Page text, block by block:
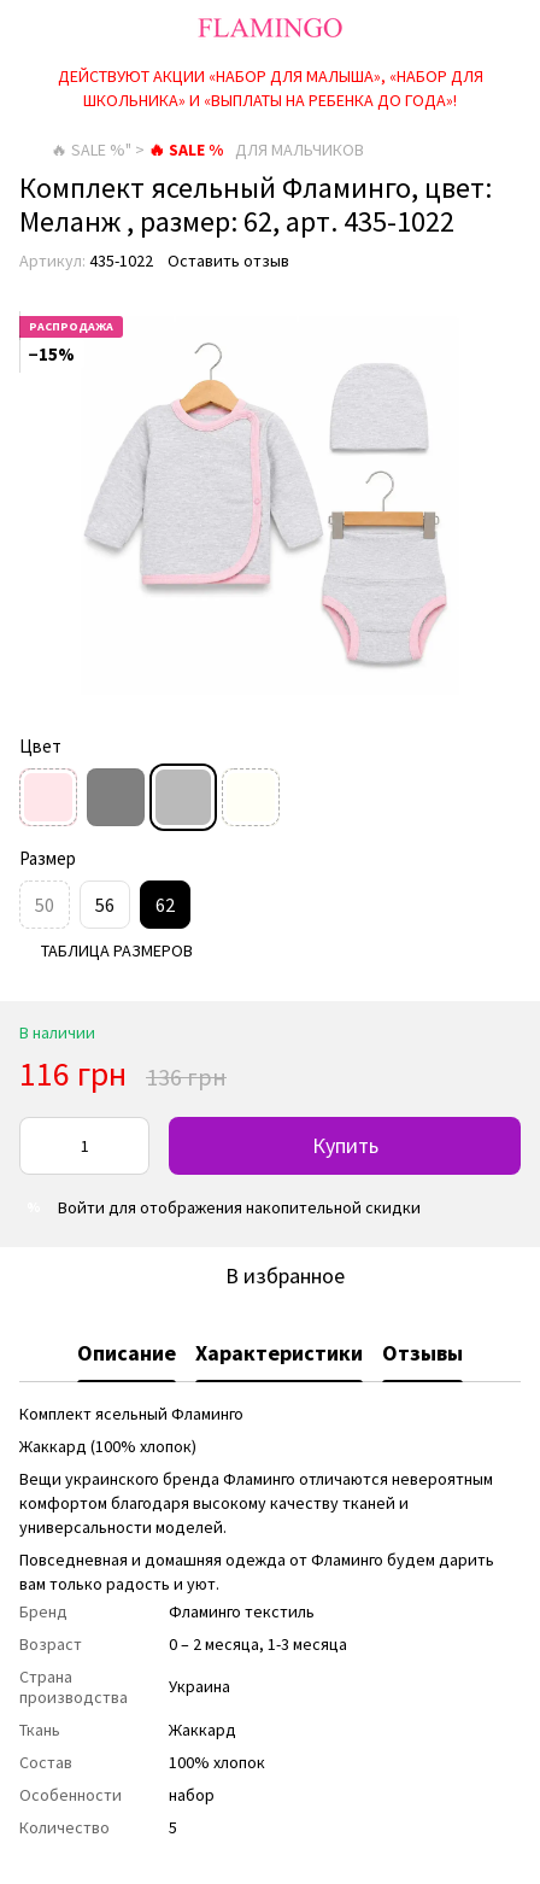
ДЕЙСТВУЮТ АКЦИИ «НАБОР ДЛЯ МАЛЫША», «НАБОР ДЛЯ
ШКОЛЬНИКА» И «ВЫПЛАТЫ НА РЕБEНКА ДО ГОДА»!
🔥 SALE %" > 🔥 SALE % ДЛЯ МАЛЬЧИКОВ
Комплект ясельный Фламинго, цвет:
Меланж , размер: 62, арт. 435-1022
Артикул: 435-1022 Оставить отзыв
РАСПРОДАЖА
−15%
Цвет
Размер
50 56 62
ТАБЛИЦА РАЗМЕРОВ
В наличии
116 грн 136 грн
Купить
Войти для отображения накопительной скидки
В избранное
Описание Характеристики Отзывы
Комплект ясельный Фламинго
Жаккард (100% хлопок)
Вещи украинского бренда Фламинго отличаются невероятным
комфортом благодаря высокому качеству тканей и
универсальности моделей.
Повседневная и домашняя одежда от Фламинго будем дарить
вам только радость и уют.
Бренд
Фламинго текстиль
Возраст
0 – 2 месяца, 1-3 месяца
Страна
производства
Украина
Ткань
Жаккард
Состав
100% хлопок
Особенности
набор
Количество
5